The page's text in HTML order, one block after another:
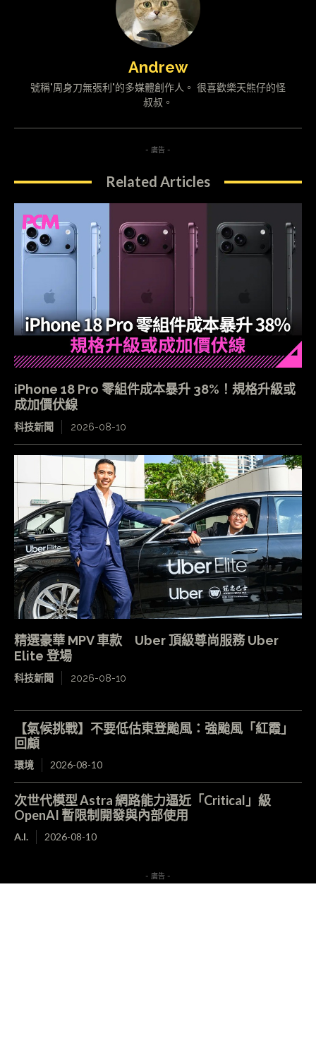
Andrew
號稱"周身刀無張利"的多媒體創作人。 很喜歡樂天熊仔的怪
叔叔。
- 廣告 -
Related Articles
iPhone 18 Pro 零組件成本暴升 38%！規格升級或
成加價伏線
科技新聞 2026-08-10
精選豪華 MPV 車款 Uber 頂級尊尚服務 Uber
Elite 登場
科技新聞 2026-08-10
【氣候挑戰】不要低估東登颱風：強颱風「紅霞」
回顧
環境 2026-08-10
次世代模型 Astra 網路能力逼近「Critical」級
OpenAI 暫限制開發與內部使用
A.I. 2026-08-10
- 廣告 -